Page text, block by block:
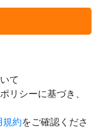
て
リシーに基づき、
規約をご確認くださ